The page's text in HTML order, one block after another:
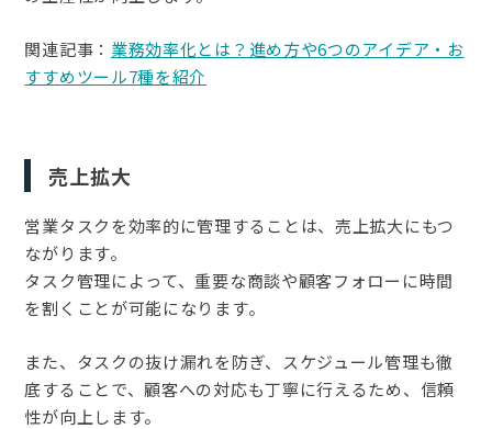
関連記事： 業務効率化とは？進め方や6つのアイデア・お
すすめツール7種を紹介
売上拡大
営業タスクを効率的に管理することは、売上拡大にもつ
ながります。
タスク管理によって、重要な商談や顧客フォローに時間
を割くことが可能になります。
また、タスクの抜け漏れを防ぎ、スケジュール管理も徹
底することで、顧客への対応も丁寧に行えるため、信頼
性が向上します。